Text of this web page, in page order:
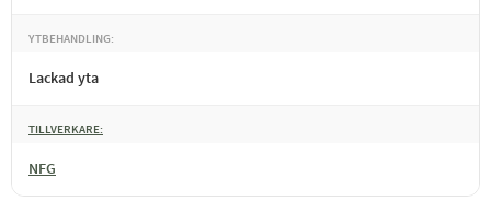
YTBEHANDLING
Lackad yta
TILLVERKARE
NFG